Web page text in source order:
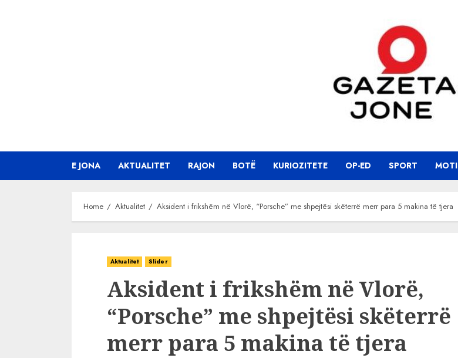
E JONA AKTUALITET RAJON BOTË KURIOZITETE OP-ED SPORT MOTI
Home Aktualitet Aksident i frikshëm në Vlorë, “Porsche” me shpejtësi skëterrë merr para 5 makina të tjera
Aktualitet Slider
Aksident i frikshëm në Vlorë,
“Porsche” me shpejtësi skëterrë
merr para 5 makina të tjera